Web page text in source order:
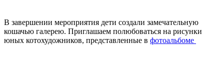
В завершении мероприятия дети создали замечательную
кошачью галерею. Приглашаем полюбоваться на рисунки
юных котохудожников, представленные в фотоальбоме